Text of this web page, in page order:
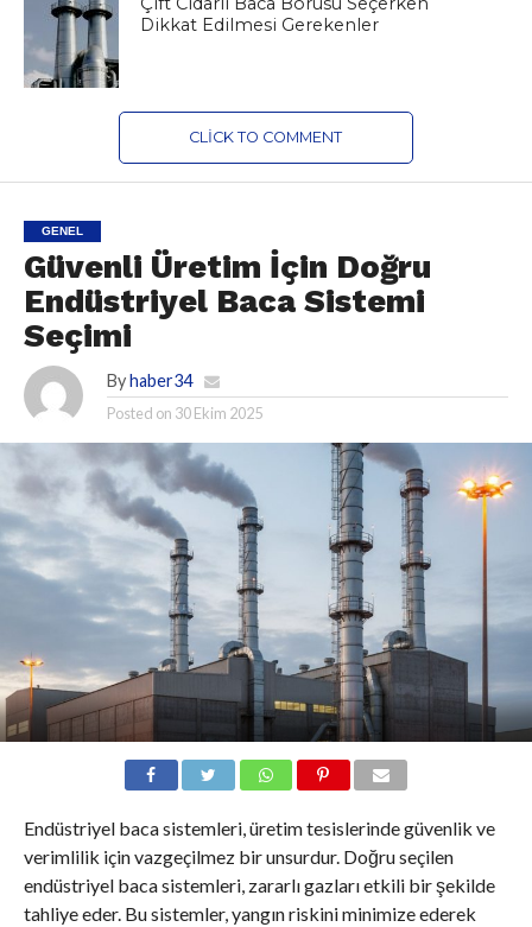
Dikkat Edilmesi Gerekenler
CLICK TO COMMENT
GENEL
Güvenli Üretim İçin Doğru
Endüstriyel Baca Sistemi
Seçimi
By haber34
Posted on 30 Ekim 2025
Endüstriyel baca sistemleri, üretim tesislerinde güvenlik ve
verimlilik için vazgeçilmez bir unsurdur. Doğru seçilen
endüstriyel baca sistemleri, zararlı gazları etkili bir şekilde
tahliye eder. Bu sistemler, yangın riskini minimize ederek